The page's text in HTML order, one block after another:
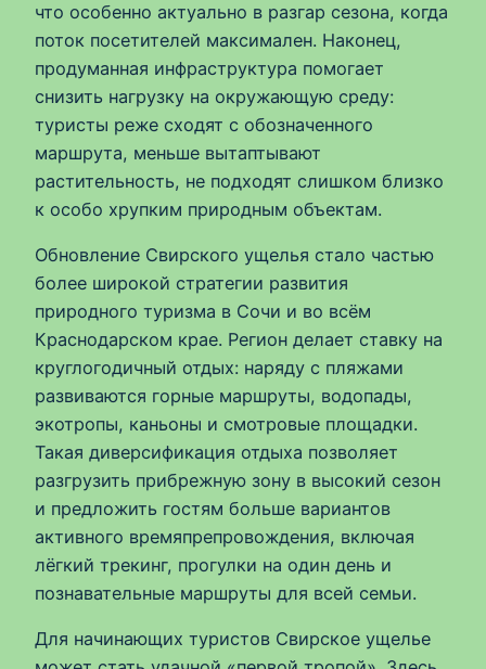
что особенно актуально в разгар сезона, когда
поток посетителей максимален. Наконец,
продуманная инфраструктура помогает
снизить нагрузку на окружающую среду:
туристы реже сходят с обозначенного
маршрута, меньше вытаптывают
растительность, не подходят слишком близко
к особо хрупким природным объектам.
Обновление Свирского ущелья стало частью
более широкой стратегии развития
природного туризма в Сочи и во всём
Краснодарском крае. Регион делает ставку на
круглогодичный отдых: наряду с пляжами
развиваются горные маршруты, водопады,
экотропы, каньоны и смотровые площадки.
Такая диверсификация отдыха позволяет
разгрузить прибрежную зону в высокий сезон
и предложить гостям больше вариантов
активного времяпрепровождения, включая
лёгкий трекинг, прогулки на один день и
познавательные маршруты для всей семьи.
Для начинающих туристов Свирское ущелье